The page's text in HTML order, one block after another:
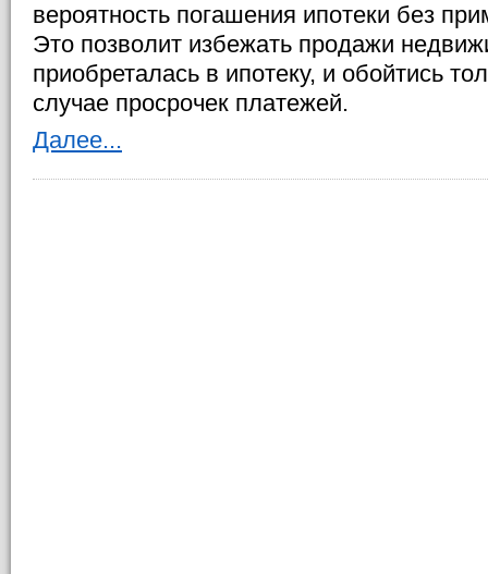
вероятность погашения ипотеки без
Это позволит избежать продажи
приобреталась в ипотеку, и обойтись
случае просрочек платежей.
Далее...